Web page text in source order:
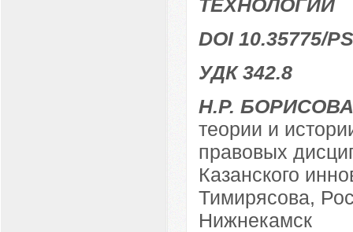
ТЕХНОЛОГИИ
DOI 10.35775/
УДК 342.8
Н.Р. БОРИСОВА
теории и
правовых
Казанского
Тимирясова,
Нижнекамск